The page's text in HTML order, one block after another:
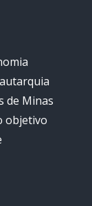
de Minas
objetivo